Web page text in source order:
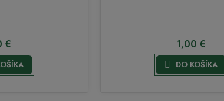
€
1,00 €

DO KOŠÍKA